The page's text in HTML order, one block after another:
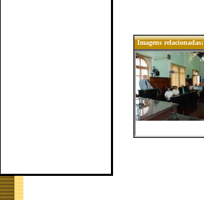
Imagens relacionadas: